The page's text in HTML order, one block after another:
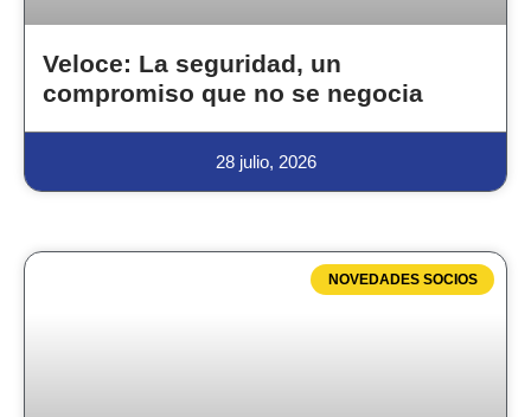
Veloce: La seguridad, un
compromiso que no se negocia
28 julio, 2026
NOVEDADES SOCIOS